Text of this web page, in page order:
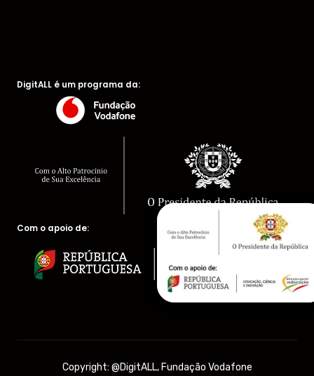
DigitALL é um programa da:
Com o apoio de:
Copyright: @DigitALL, Fundação Vodafone